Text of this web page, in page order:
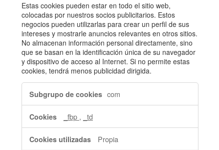
Estas cookies pueden estar en todo el sitio web,
colocadas por nuestros socios publicitarios. Estos
negocios pueden utilizarlas para crear un perfil de sus
intereses y mostrarle anuncios relevantes en otros sitios.
No almacenan información personal directamente, sino
que se basan en la identificación única de su navegador
y dispositivo de acceso al Internet. Si no permite estas
cookies, tendrá menos publicidad dirigida.
dirigidas
com
_fbp , _td
Propia